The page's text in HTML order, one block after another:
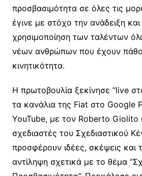
προσβασιμότητα σε όλες τις
έγινε με στόχο την ανάδειξη και
χρησιμοποίηση των ταλέντων
νέων ανθρώπων που έχουν
κινητικότητα.
Η πρωτοβουλία ξεκίνησε “live
τα κανάλια της Fiat στο Google
YouTube, με τον Roberto Giolito
σχεδιαστές του Σχεδιαστικού
προσφέρουν ιδέες, σκέψεις και
αντίληψη σχετικά με το θέμα